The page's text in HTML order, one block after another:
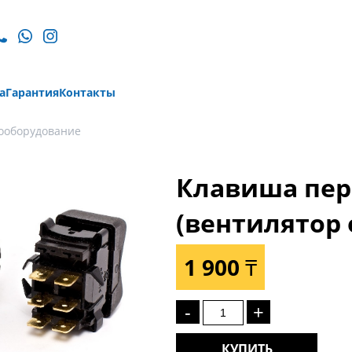
ГарантияКонтакты
Клавиша
(вентилятор
1 900 ₸
- +